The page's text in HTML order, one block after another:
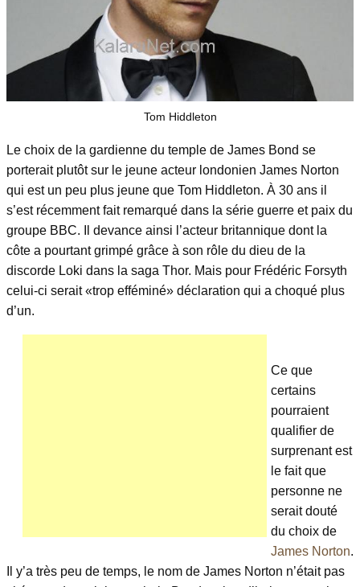
Tom Hiddleton
Le choix de la gardienne du temple de James Bond se
porterait plutôt sur le jeune acteur londonien James Norton
qui est un peu plus jeune que Tom Hiddleton. À 30 ans il
s’est récemment fait remarqué dans la série guerre et paix du
groupe BBC. Il devance ainsi l’acteur britannique dont la
côte a pourtant grimpé grâce à son rôle du dieu de la
discorde Loki dans la saga Thor. Mais pour Frédéric Forsyth
celui-ci serait «trop efféminé» déclaration qui a choqué plus
d’un.
Ce que
certains
pourraient
qualifier de
surprenant est
le fait que
personne ne
serait douté
du choix de
James Norton.
Il y’a très peu de temps, le nom de James Norton n’était pas